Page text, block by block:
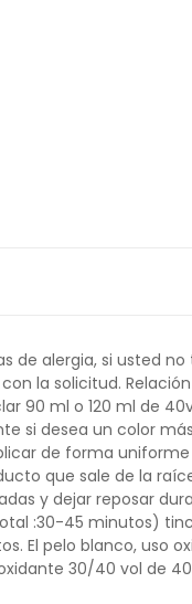
de alergia, si usted
la solicitud. Relación
90 ml o 120 ml de
si desea un color
de forma
que sale de la
y dejar reposar
:30-45 minutos)
El pelo blanco, uso
30/40 vol de